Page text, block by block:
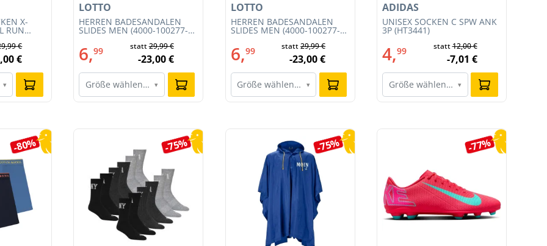
X-
RUN
€
€
▾
HERREN BADESANDALEN
SLIDES MEN (4000-100277-
LOTTO
6,99 statt29,99 €
-23,00 €
Größe wählen… ▾
HERREN BADESANDALEN
SLIDES MEN (4000-100277-
LOTTO
6,99 statt29,99 €
-23,00 €
Größe wählen… ▾
UNISEX SOCKEN C SPW ANK
3P (HT3441)
ADIDAS
4,99 statt12,00 €
-7,01 €
Größe wählen… ▾
-80% -75% -75% -77%